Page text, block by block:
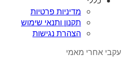
מדיניות פרטיות
תקנון ותנאי שימוש
הצהרת נגישות
עקבי אחרי מאמי